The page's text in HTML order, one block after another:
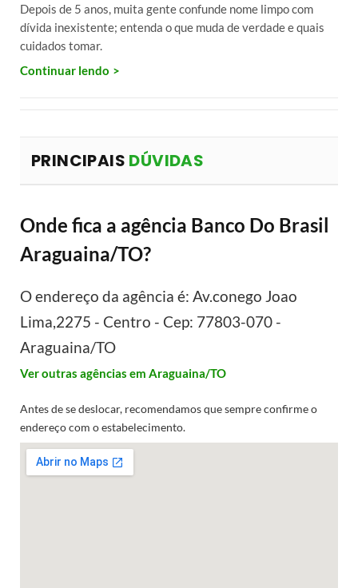
Depois de 5 anos, muita gente confunde nome limpo com
dívida inexistente; entenda o que muda de verdade e quais
cuidados tomar.
Continuar lendo
PRINCIPAIS DÚVIDAS
Onde fica a agência Banco Do Brasil
Araguaina/TO?
O endereço da agência é: Av.conego Joao
Lima,2275 - Centro - Cep: 77803-070 -
Araguaina/TO
Ver outras agências em Araguaina/TO
Antes de se deslocar, recomendamos que sempre confirme o
endereço com o estabelecimento.